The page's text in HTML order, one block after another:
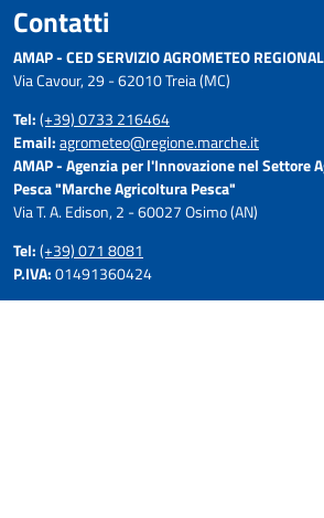
Contatti
AMAP - CED SERVIZIO AGROMETEO
Via Cavour, 29 - 62010 Treia (MC)
Tel:(+39) 0733 216464
Email:agrometeo@regione.marche.it
AMAP - Agenzia per l'Innovazione nel Settore
Pesca "Marche Agricoltura Pesca"
Via T. A. Edison, 2 - 60027 Osimo (AN)
Tel:(+39) 071 8081
P.IVA:01491360424